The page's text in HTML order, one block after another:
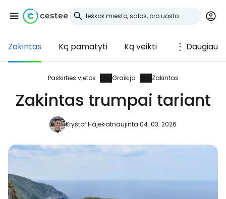
Zakintas Ką pamatyti Ką veikti Daugiau
Paskirties vietos Graikija Zakintas
Zakintas trumpai tariant
Kryštof Hájekatnaujinta 04. 03. 2026
Prisijunkite prie
Cestee
... pasaulinė kelionių bendruomenė